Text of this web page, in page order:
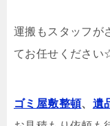
運搬もスタッフが
てお任せください
ゴミ屋敷整頓、 遺